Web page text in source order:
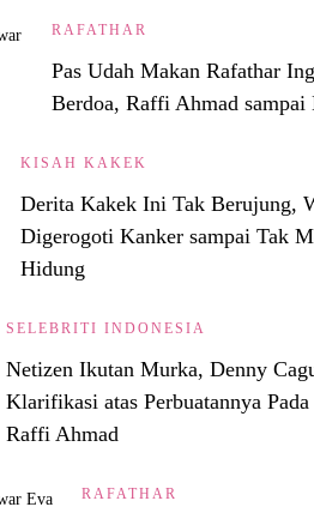
RAFATHAR
Pas Udah Makan Rafathar
Berdoa, Raffi Ahmad sampai
KISAH KAKEK
Derita Kakek Ini Tak Berujung,
Digerogoti Kanker sampai Tak
Hidung
SELEBRITI INDONESIA
Netizen Ikutan Murka, Denny
Klarifikasi atas Perbuatannya
Raffi Ahmad
RAFATHAR